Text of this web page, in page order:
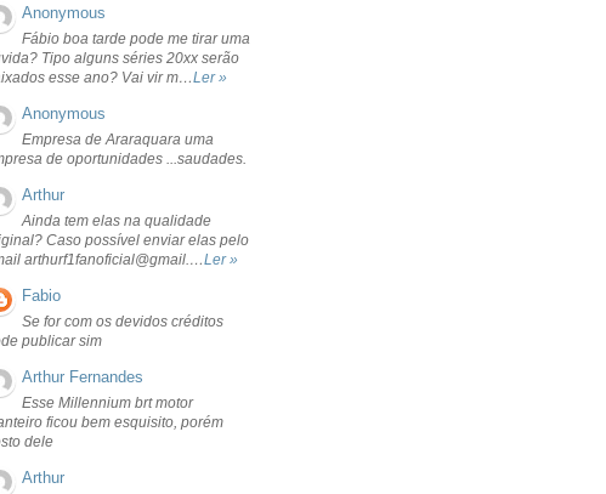
Anonymous
Fábio boa tarde pode me tirar uma
Tipo alguns séries 20xx serão
esse ano? Vai vir m…Ler »
Anonymous
Empresa de Araraquara uma
de oportunidades ...saudades.
Arthur
Ainda tem elas na qualidade
Caso possível enviar elas pelo
arthurf1fanoficial@gmail.…Ler »
Fabio
Se for com os devidos créditos
publicar sim
Arthur Fernandes
Esse Millennium brt motor
ficou bem esquisito, porém
dele
Arthur